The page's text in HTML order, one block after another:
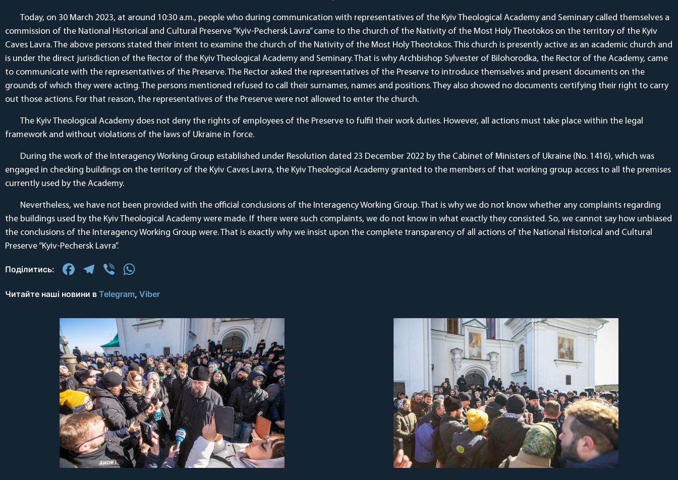
Today, on 30 March 2023, at around 10:30 a.m., people who during communication with representatives of the Kyiv Theological Academy and Seminary called themselves a
commission of the National Historical and Cultural Preserve “Kyiv-Pechersk Lavra” came to the church of the Nativity of the Most Holy Theotokos on the territory of the Kyiv
Caves Lavra. The above persons stated their intent to examine the church of the Nativity of the Most Holy Theotokos. This church is presently active as an academic church and
is under the direct jurisdiction of the Rector of the Kyiv Theological Academy and Seminary. That is why Archbishop Sylvester of Bilohorodka, the Rector of the Academy, came
to communicate with the representatives of the Preserve. The Rector asked the representatives of the Preserve to introduce themselves and present documents on the
grounds of which they were acting. The persons mentioned refused to call their surnames, names and positions. They also showed no documents certifying their right to carry
out those actions. For that reason, the representatives of the Preserve were not allowed to enter the church.
The Kyiv Theological Academy does not deny the rights of employees of the Preserve to fulfil their work duties. However, all actions must take place within the legal
framework and without violations of the laws of Ukraine in force.
During the work of the Interagency Working Group established under Resolution dated 23 December 2022 by the Cabinet of Ministers of Ukraine (No. 1416), which was
engaged in checking buildings on the territory of the Kyiv Caves Lavra, the Kyiv Theological Academy granted to the members of that working group access to all the premises
currently used by the Academy.
Nevertheless, we have not been provided with the official conclusions of the Interagency Working Group. That is why we do not know whether any complaints regarding
the buildings used by the Kyiv Theological Academy were made. If there were such complaints, we do not know in what exactly they consisted. So, we cannot say how unbiased
the conclusions of the Interagency Working Group were. That is exactly why we insist upon the complete transparency of all actions of the National Historical and Cultural
Preserve “Kyiv-Pechersk Lavra”.
Поділитись: Facebook
Telegram
Viber
Читайте наші новини в Telegram, Viber